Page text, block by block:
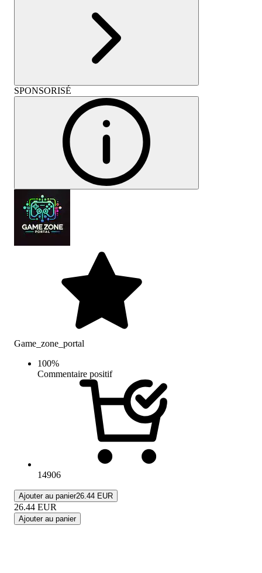
SPONSORISÉ
Game_zone_portal
100%
Commentaire positif
14906
Ajouter au panier26.44 EUR
26.44 EUR
Ajouter au panier